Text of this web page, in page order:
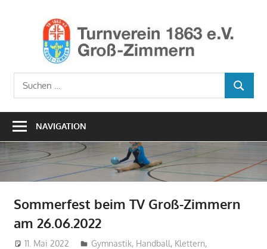
Turnverein
1863
Groß-
Suchen
nach:
SUCHEN
NAVIGATION
Sommerfest beim TV Groß-Zimmern
am 26.06.2022
11. Mai 2022 Geschaeftsstelle
Gymnastik, Handball, Klettern,